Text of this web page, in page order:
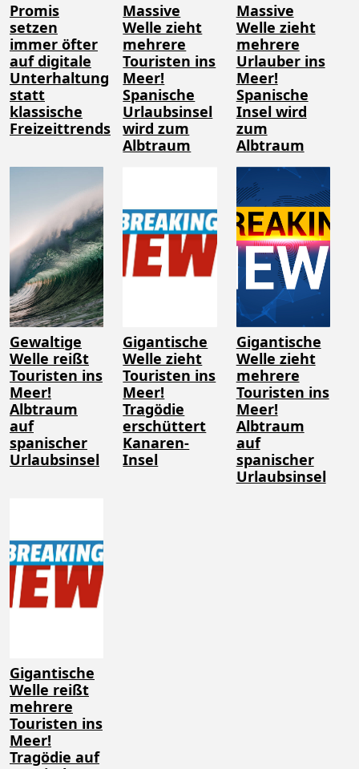
Promis
setzen
immer öfter
auf digitale
Unterhaltung
statt
klassische
Freizeittrends
Massive
Welle zieht
mehrere
Touristen ins
Meer!
Spanische
Urlaubsinsel
wird zum
Albtraum
Massive
Welle zieht
mehrere
Urlauber ins
Meer!
Spanische
Insel wird
zum
Albtraum
Gewaltige
Welle reißt
Touristen ins
Meer!
Albtraum
auf
spanischer
Urlaubsinsel
Gigantische
Welle zieht
Touristen ins
Meer!
Tragödie
erschüttert
Kanaren-
Insel
Gigantische
Welle zieht
mehrere
Touristen ins
Meer!
Albtraum
auf
spanischer
Urlaubsinsel
Gigantische
Welle reißt
mehrere
Touristen ins
Meer!
Tragödie auf